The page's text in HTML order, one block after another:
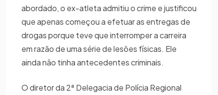
abordado, o ex-atleta admitiu o crime e justificou
que apenas começou a efetuar as entregas de
drogas porque teve que interromper a carreira
em razão de uma série de lesões físicas. Ele
ainda não tinha antecedentes criminais.
O diretor da 2ª Delegacia de Polícia Regional